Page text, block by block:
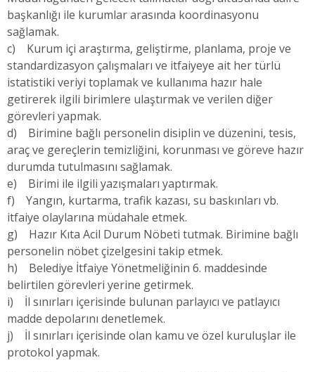
başkanlığı ile kurumlar arasında koordinasyonu
sağlamak.
c) Kurum içi araştırma, geliştirme, planlama, proje ve
standardizasyon çalışmaları ve itfaiyeye ait her türlü
istatistiki veriyi toplamak ve kullanıma hazır hale
getirerek ilgili birimlere ulaştırmak ve verilen diğer
görevleri yapmak.
d) Birimine bağlı personelin disiplin ve düzenini, tesis,
araç ve gereçlerin temizliğini, korunması ve göreve hazır
durumda tutulmasını sağlamak.
e) Birimi ile ilgili yazışmaları yaptırmak.
f) Yangın, kurtarma, trafik kazası, su baskınları vb.
itfaiye olaylarına müdahale etmek.
g) Hazır Kıta Acil Durum Nöbeti tutmak. Birimine bağlı
personelin nöbet çizelgesini takip etmek.
h) Belediye İtfaiye Yönetmeliğinin 6. maddesinde
belirtilen görevleri yerine getirmek.
i) İl sınırları içerisinde bulunan parlayıcı ve patlayıcı
madde depolarını denetlemek.
j) İl sınırları içerisinde olan kamu ve özel kuruluşlar ile
protokol yapmak.